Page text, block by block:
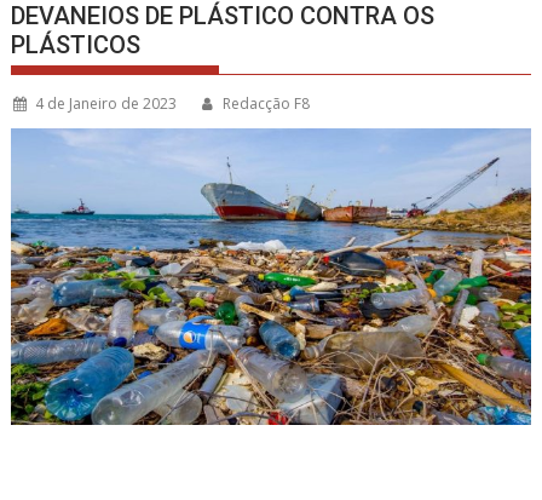
DEVANEIOS DE PLÁSTICO CONTRA OS
PLÁSTICOS
4 de Janeiro de 2023 Redacção F8